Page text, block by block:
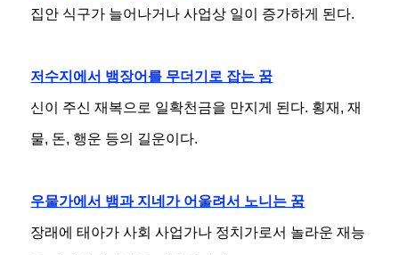
집안 식구가 늘어나거나 사업상 일이 증가하게 된다.
저수지에서 뱀장어를 무더기로 잡는 꿈
신이 주신 재복으로 일확천금을 만지게 된다. 횡재, 재
물, 돈, 행운 등의 길운이다.
우물가에서 뱀과 지네가 어울려서 노니는 꿈
장래에 태아가 사회 사업가나 정치가로서 놀라운 재능